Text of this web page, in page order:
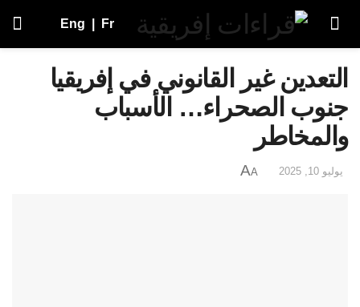
Eng Fr
التعدين غير القانوني في إفريقيا
جنوب الصحراء… الأسباب
والمخاطر
يوليو 10, 2025 A
A